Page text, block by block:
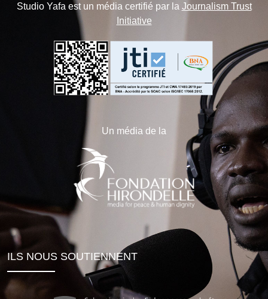
Studio Yafa est un média certifié par la Journalism Trust
Initiative
Un média de la
ILS NOUS SOUTIENNENT